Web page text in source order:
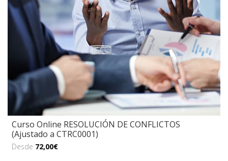
Curso Online RESOLUCIÓN DE CONFLICTOS
(Ajustado a CTRC0001)
Desde 72,00€